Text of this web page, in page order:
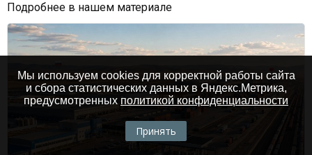
Подробнее в нашем материале
Мы используем cookies для корректной работы сайта
и сбора статистических данных в Яндекс.Метрика,
предусмотренных политикой конфиденциальности
Принять